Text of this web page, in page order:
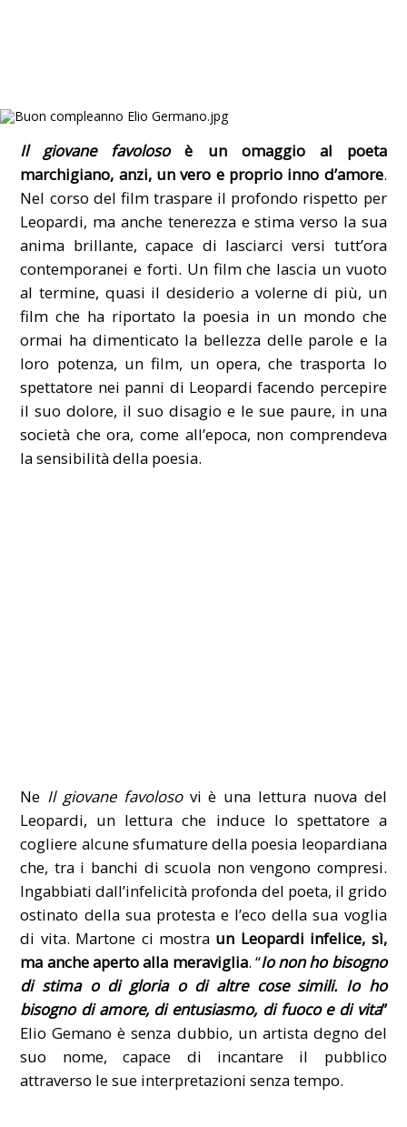
Il giovane favolosoè un omaggio al poeta
marchigiano, anzi, un vero e proprio inno d’amore.
Nel corso del film traspare il profondo rispetto per
Leopardi, ma anche tenerezza e stima verso la sua
anima brillante, capace di lasciarci versi tutt’ora
contemporanei e forti. Un film che lascia un vuoto
al termine, quasi il desiderio a volerne di più, un
film che ha riportato la poesia in un mondo che
ormai ha dimenticato la bellezza delle parole e la
loro potenza, un film, un opera, che trasporta lo
spettatore nei panni di Leopardi facendo percepire
il suo dolore, il suo disagio e le sue paure, in una
società che ora, come all’epoca, non comprendeva
la sensibilità della poesia.
Ne Il giovane favolosovi è una lettura nuova del
Leopardi, un lettura che induce lo spettatore a
cogliere alcune sfumature della poesia leopardiana
che, tra i banchi di scuola non vengono compresi.
Ingabbiati dall’infelicità profonda del poeta, il grido
ostinato della sua protesta e l’eco della sua voglia
di vita. Martone ci mostra un Leopardi infelice, sì,
ma anche aperto alla meraviglia. “Io non ho bisogno
di stima o di gloria o di altre cose simili. Io ho
bisogno di amore, di entusiasmo, di fuoco e di vita”
Elio Gemano è senza dubbio, un artista degno del
suo nome, capace di incantare il pubblico
attraverso le sue interpretazioni senza tempo.